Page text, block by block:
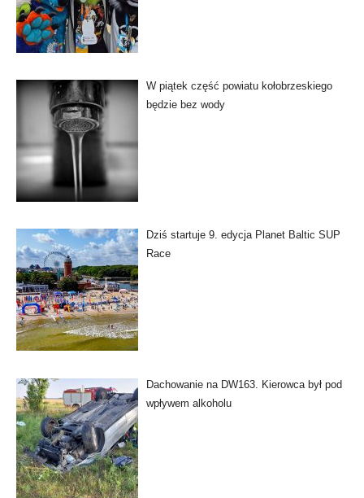
W piątek część powiatu kołobrzeskiego
będzie bez wody
Dziś startuje 9. edycja Planet Baltic SUP
Race
Dachowanie na DW163. Kierowca był pod
wpływem alkoholu